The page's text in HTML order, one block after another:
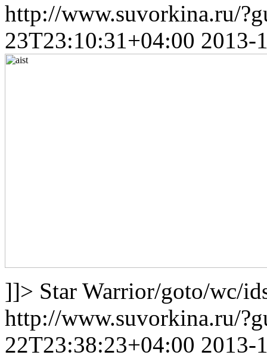
http://www.suvorkina.ru/
23T23:10:31+04:00 2013-
]]> Star Warrior/goto/wc/
http://www.suvorkina.ru/
22T23:38:23+04:00 2013-